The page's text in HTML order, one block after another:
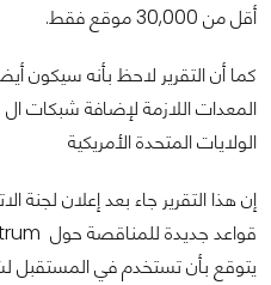
أقل من 30,000 موقع فقط.
الولايات المتحدة الأمريكية
إن هذا التقرير جاء بعد إعلان لجنة